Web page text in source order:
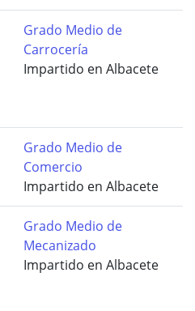
Grado Medio de
Carrocería
Impartido en Albacete
Grado Medio de
Comercio
Impartido en Albacete
Grado Medio de
Mecanizado
Impartido en Albacete